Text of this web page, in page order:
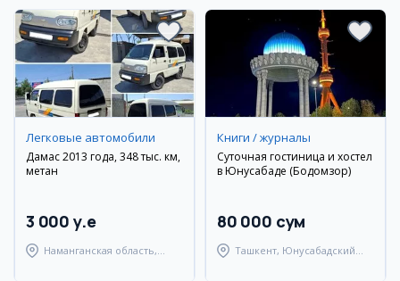
Легковые автомобили
Дамас 2013 года, 348 тыс. км,
метан
3 000 y.e
Наманганская область,
Книги / журналы
Суточная гостиница и хостел
в Юнусабаде (Бодомзор)
80 000 сум
Ташкент, Юнусабадский